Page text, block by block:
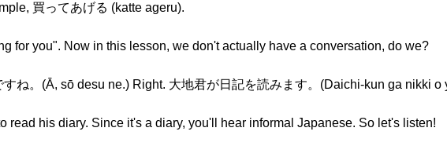
買ってあげる (katte ageru).
for you". Now in this lesson, we don't actually have a conversation, do we?
すね。(Ā, sō desu ne.) Right. 大地君が日記を読みます。(Daichi-kun ga nikki o
read his diary. Since it's a diary, you'll hear informal Japanese. So let's listen!